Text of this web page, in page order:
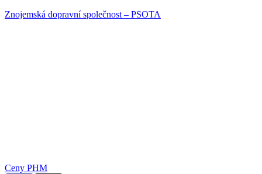
Znojemská dopravní společnost – PSOTA
Ceny PHM